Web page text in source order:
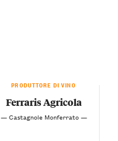
PRODUTTORE DI VINO
Ferraris Agricola
— Castagnole Monferrato —